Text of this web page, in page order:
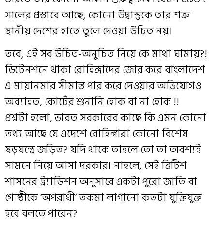
সালের প্রস্তাবে আছে, কোনো উদ্বাস্তুকে তার শত্রু
স্থানীয় দেশের হাতে তুলে দেওয়া উচিত নয়।
তবে, এই সব উচিত-অনুচিত নিয়ে কে মাথা ঘামায়?!
ডিটেনশনে থাকা রোহিঙ্গাদের জোর করে বাংলাদেশ
এ মায়ানমার সীমান্ত পার করে দেওয়ার অভিযোগও
অব্যাহত, কোর্টের শুনানি হোক বা না হোক !!
প্রশ্নটা হলো, ভারত সরকারের কাছে কি এমন কোনো
তথ্য আছে যে এদেশে রোহিঙ্গারা কোনো বিশেষ
ষড়যন্ত্রে জড়িত? যদি থাকে তাহলে তো তা অবশ্যই
সামনে নিয়ে আসা দরকার। নাহলে, সেই ব্রিটিশ
শাসনের ট্র্যাডিশন অনুসারে একটা পুরো জাতি বা
গোষ্ঠীকে ‘অপরাধী’ তকমা লাগানো কতটা যুক্তিযুক্ত
হবে বলতে পারেন?